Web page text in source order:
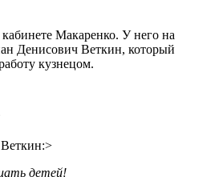
Макаренко. У него на
Денисович Веткин, который
кузнецом.
детей!